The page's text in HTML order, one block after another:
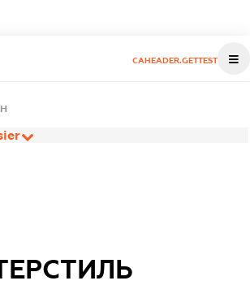
CAHEADER.GETTEST